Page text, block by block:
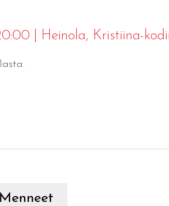
Heinola, Kristiina-
Menneet